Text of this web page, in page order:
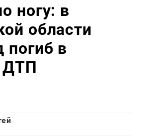
ногу: в
области
погиб в
ДТП